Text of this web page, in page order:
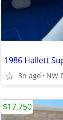
1986 Hallett
3h ago NW
$17,750